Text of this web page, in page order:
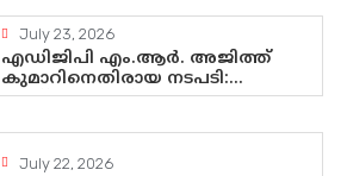
ഉയർന്നുകഴിഞ്ഞോ? ഇന്ത്യൻ
രാഷ്ട്രീയത്തിലെ പുതിയ
വഴിത്തിരിവ്
July 23, 2026
എഡിജിപി എം.ആർ. അജിത്ത്
കുമാറിനെതിരായ നടപടി:
സസ്പെൻഷനിൽ ഒതുങ്ങുമോ,
July 22, 2026